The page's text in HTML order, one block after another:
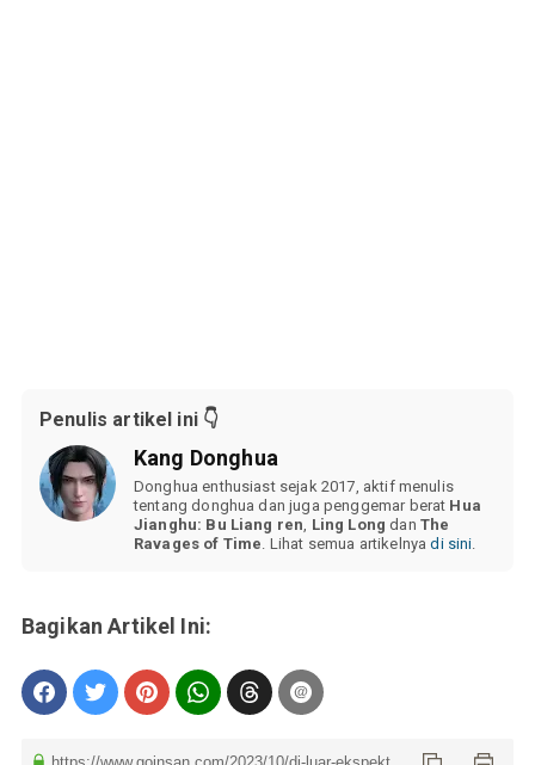
Penulis artikel ini 👇
Kang Donghua
Donghua enthusiast sejak 2017, aktif menulis
tentang donghua dan juga penggemar berat Hua
Jianghu: Bu Liang ren, Ling Long dan The
Ravages of Time. Lihat semua artikelnyadi sini.